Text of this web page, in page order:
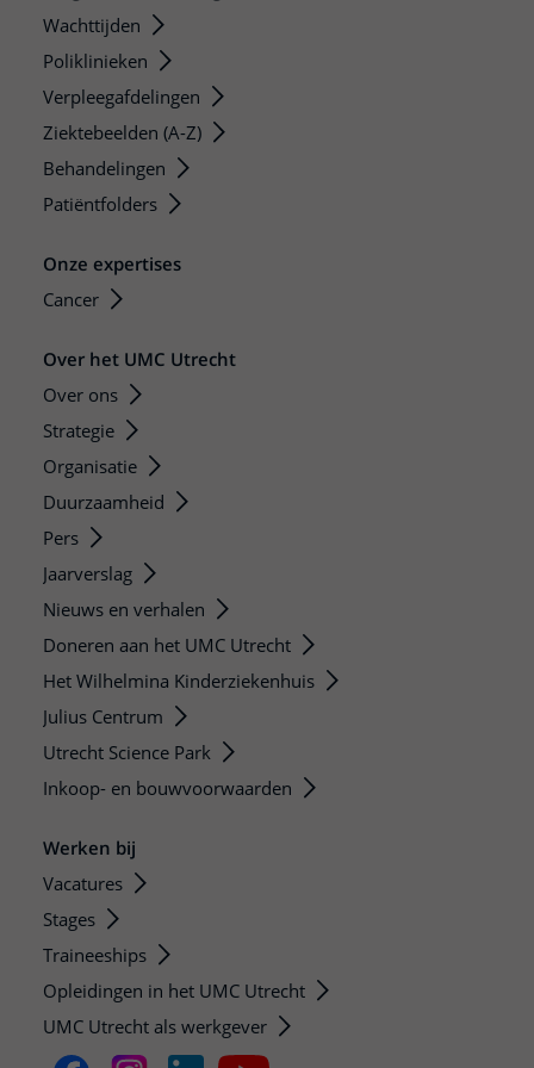
Wachttijden
Poliklinieken
Verpleegafdelingen
Ziektebeelden (A-Z)
Behandelingen
Patiëntfolders
Onze expertises
Cancer
Over het UMC Utrecht
Over ons
Strategie
Organisatie
Duurzaamheid
Pers
Jaarverslag
Nieuws en verhalen
Doneren aan het UMC Utrecht
Het Wilhelmina Kinderziekenhuis
Julius Centrum
Utrecht Science Park
Inkoop- en bouwvoorwaarden
Werken bij
Vacatures
Stages
Traineeships
Opleidingen in het UMC Utrecht
UMC Utrecht als werkgever